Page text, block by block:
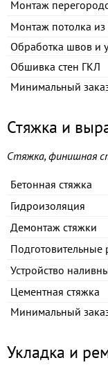
Монтаж
Монтаж потолка из
Обработка швов и
Обшивка стен ГКЛ
Минимальный
Стяжка и
Стяжка, финишная
Бетонная стяжка
Гидроизоляция
Демонтаж стяжки
Подготовительные
Устройство
Цементная стяжка
Минимальный
Укладка и